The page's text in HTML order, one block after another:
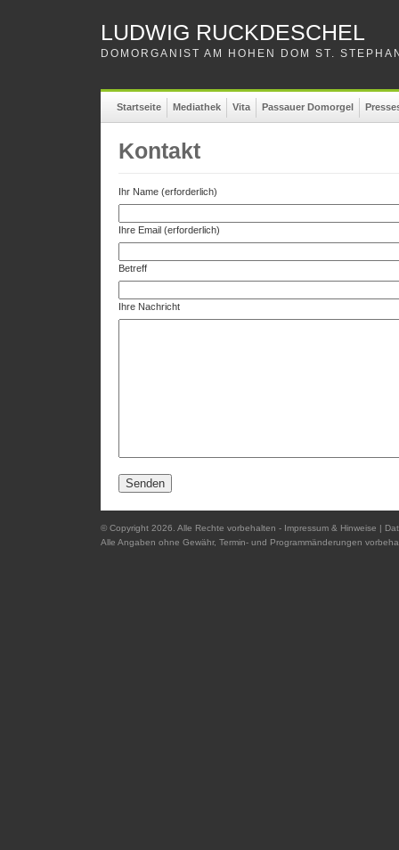
LUDWIG RUCKDESCHEL
DOMORGANIST AM HOHEN DOM ST.
Startseite Mediathek Vita Passauer Domorgel
Kontakt
Ihr Name (erforderlich)
Ihre Email (erforderlich)
Betreff
Ihre Nachricht
© Copyright 2026. Alle Rechte vorbehalten - Impressum & Hinweise |
Alle Angaben ohne Gewähr, Termin- und Programmänderungen